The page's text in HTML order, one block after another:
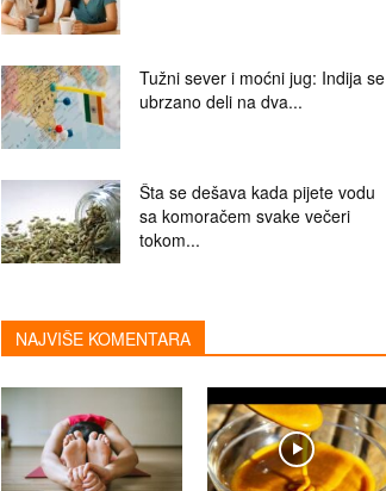
Tužni sever i moćni jug: Indija se
ubrzano deli na dva...
Šta se dešava kada pijete vodu
sa komoračem svake večeri
tokom...
NAJVIŠE KOMENTARA